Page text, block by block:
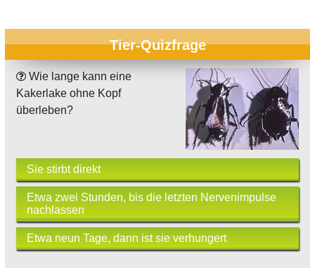
Tier-Quizfrage
Wie lange kann eine
Kakerlake ohne Kopf
überleben?
Sie stirbt direkt
Etwa zwei Stunden, bis die letzten Nervenimpulse
nachlassen
Etwa neun Tage, dann ist sie verhungert